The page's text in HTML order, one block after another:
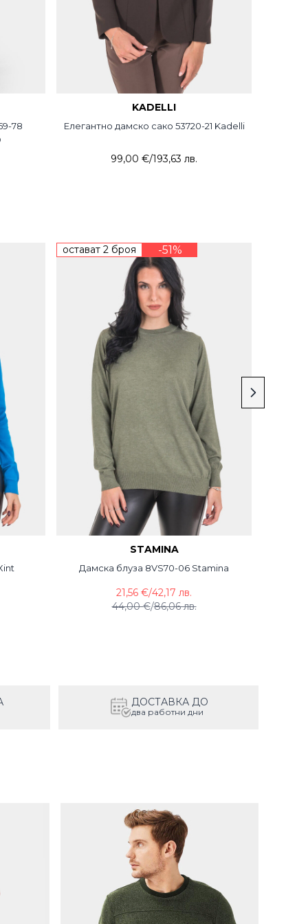
78
KADELLI
Елегантно дамско сако 53720-21 Kadelli
99,00 €/193,63 лв.
остават 2 броя -51%
STAMINA
Дамска блуза 8VS70-06 Stamina
44,00 €/86,06 лв.
21,56 €/42,17 лв.
ДОСТАВКА ДО
два работни дни